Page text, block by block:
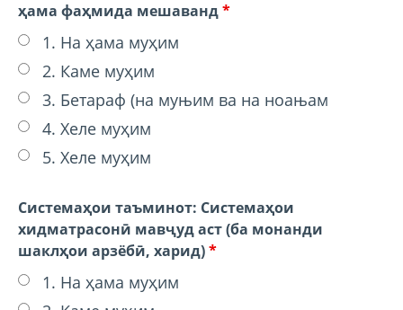
ҳама фаҳмида мешаванд*
1. На ҳама муҳим
2. Каме муҳим
3. Бетараф (на муњим ва на ноањам
4. Хеле муҳим
5. Хеле муҳим
Системаҳои таъминот: Системаҳои
хидматрасонӣ мавҷуд аст (ба монанди
шаклҳои арзёбӣ, харид)*
1. На ҳама муҳим